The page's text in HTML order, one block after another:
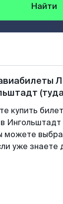
Найти
купить
можете
уже знаете